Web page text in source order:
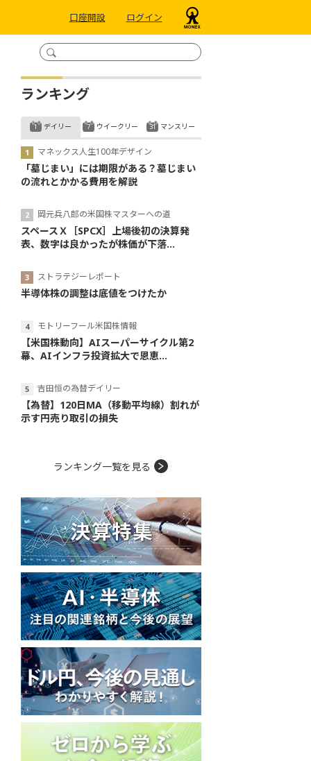
口座開設 ログイン
ランキング
デイリー
マネックス人生100年デザイン
「墓じまい」には期限がある？墓じまい
の流れとかかる費用を解説
岡元兵八郎の米国株マスターへの道
スペースＸ［SPCX］上場後初の決算発
表、数字は良かったが株価が下落...
ストラテジーレポート
半導体株の調整は底値をつけたか
モトリーフール米国株情報
【米国株動向】AIスーパーサイクル第2
幕、AIインフラ投資拡大で恩恵...
吉田恒の為替デイリー
【為替】120日MA（移動平均線）割れが
示す円売り取引の損失
ウイークリー マンスリー
ランキング一覧を見る